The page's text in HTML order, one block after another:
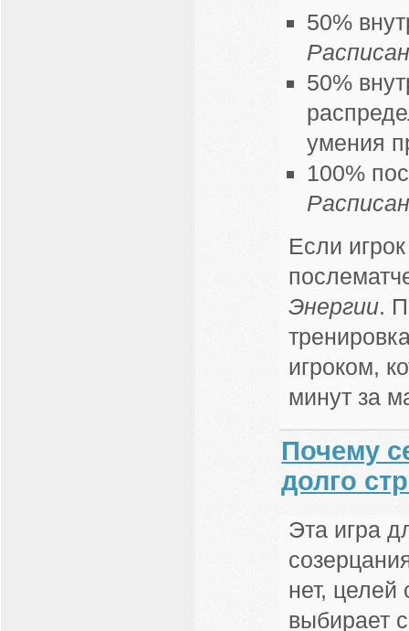
50%
50%
умения
100%
Если
Энергии.
игроком,
минут за
Почему
долго
Эта игра
нет, целей
выбирает